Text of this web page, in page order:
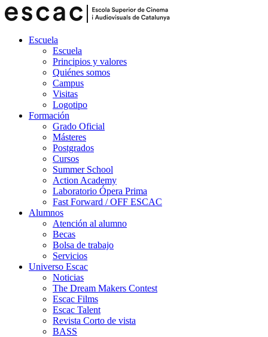
Escuela
Escuela
Principios y valores
Quiénes somos
Campus
Visitas
Logotipo
Formación
Grado Oficial
Másteres
Postgrados
Cursos
Summer School
Action Academy
Laboratorio Ópera Prima
Fast Forward / OFF ESCAC
Alumnos
Atención al alumno
Becas
Bolsa de trabajo
Servicios
Universo Escac
Noticias
The Dream Makers Contest
Escac Films
Escac Talent
Revista Corto de vista
BASS